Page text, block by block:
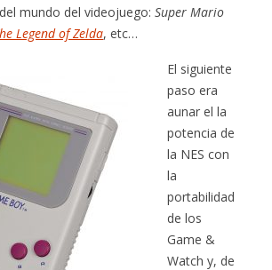
mundo del videojuego:Super Mario
Legend of Zelda, etc…
El siguiente
paso era
aunar el la
potencia de
la NES con
la
portabilidad
de los
Game &
Watch y, de